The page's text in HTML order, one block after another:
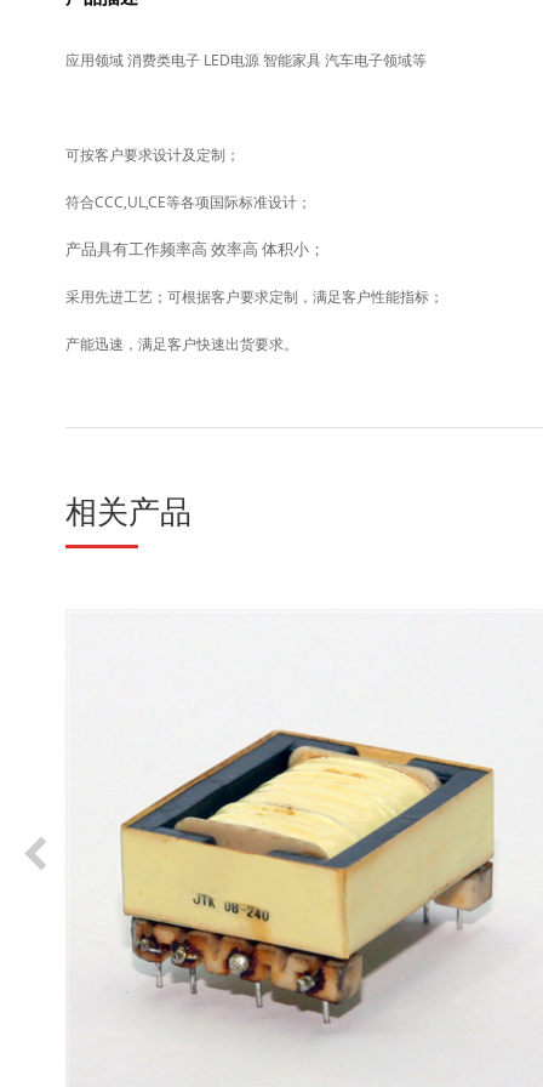
应用领域 消费类电子 LED电源 智能家具 汽车电子领域等
可按客户要求设计及定制；
符合CCC,UL,CE等各项国际标准设计；
产品具有工作频率高 效率高 体积小；
采用先进工艺；可根据客户要求定制，满足客户性能指标；
产能迅速，满足客户快速出货要求。
相关产品